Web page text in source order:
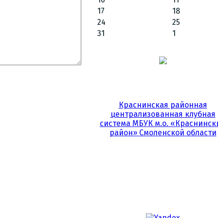
17
18
24
25
31
1
Краснинская районная
централизованная клубная
система МБУК м.о.
район» Смоленской области